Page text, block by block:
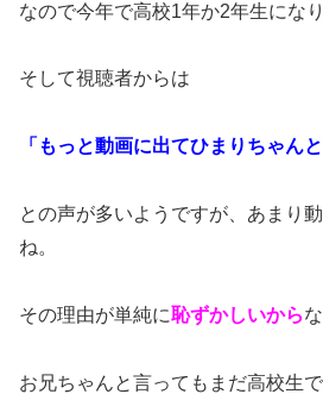
なので今年で高校1年か2年生にな
そして視聴者からは
「もっと動画に出てひまりちゃん
との声が多いようですが、あまり
ね。
その理由が単純に恥ずかしいから
お兄ちゃんと言ってもまだ高校生で